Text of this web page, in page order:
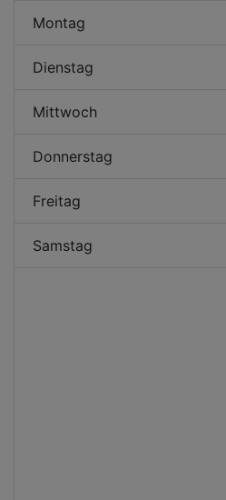
Montag
Dienstag
Mittwoch
Donnerstag
Freitag
Samstag